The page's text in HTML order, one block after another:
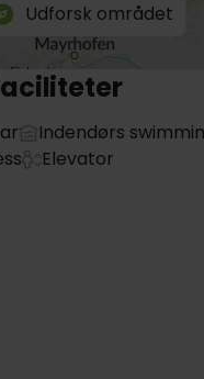
Udforsk området
Indendørs
Elevator